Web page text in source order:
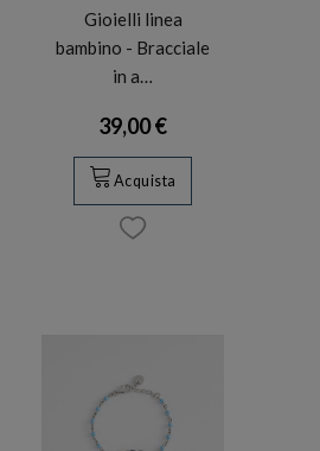
Gioielli linea
bambino - Bracciale
in a…
39,00 €
Acquista